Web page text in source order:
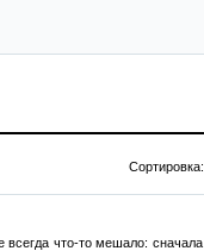
Сортировка:
что-то мешало: